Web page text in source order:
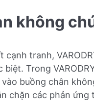
không
tranh,
Trong
buồng chân
chặn các phản ứng